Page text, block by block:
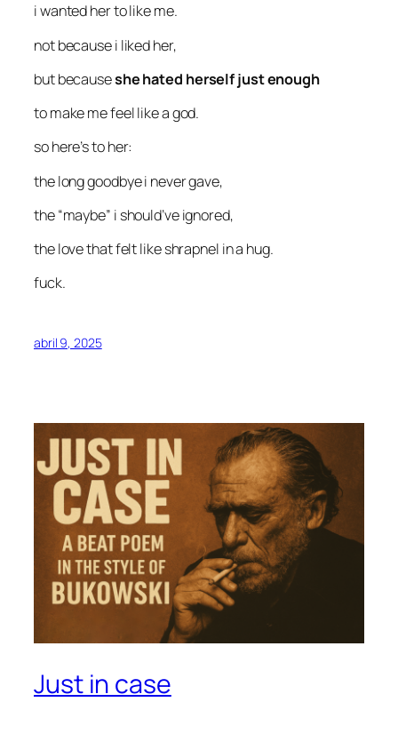
i wanted her to like me.
not because i liked her,
but becauseshe hated herself just enough
to make me feel like a god.
so here’s to her:
the long goodbye i never gave,
the “maybe” i should’ve ignored,
the love that felt like shrapnel in a hug.
fuck.
abril 9, 2025
Just in case